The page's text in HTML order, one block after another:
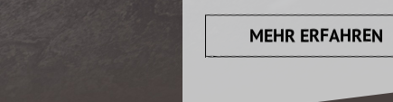
MEHR ERFAHREN